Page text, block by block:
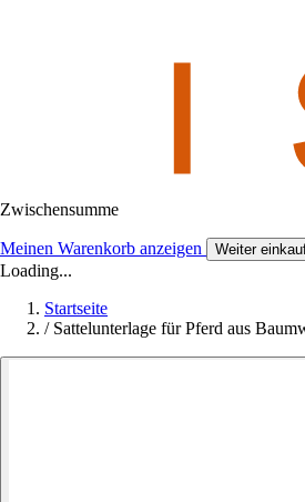
Zwischensumme
Meinen Warenkorb anzeigen Weiter
Loading...
Startseite
/ Sattelunterlage für Pferd aus